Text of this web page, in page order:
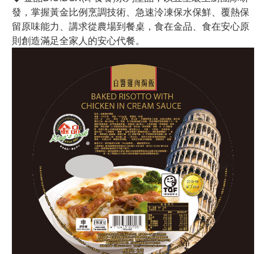
發，掌握黃金比例烹調技術、急速泠凍保水保鮮、覆熱保
留原味能力、講求從農場到餐桌，食在金品、食在安心原
則創造滿足全家人的安心代餐。